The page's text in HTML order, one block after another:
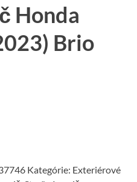
Honda
Brio
Kategórie: Exteriérové